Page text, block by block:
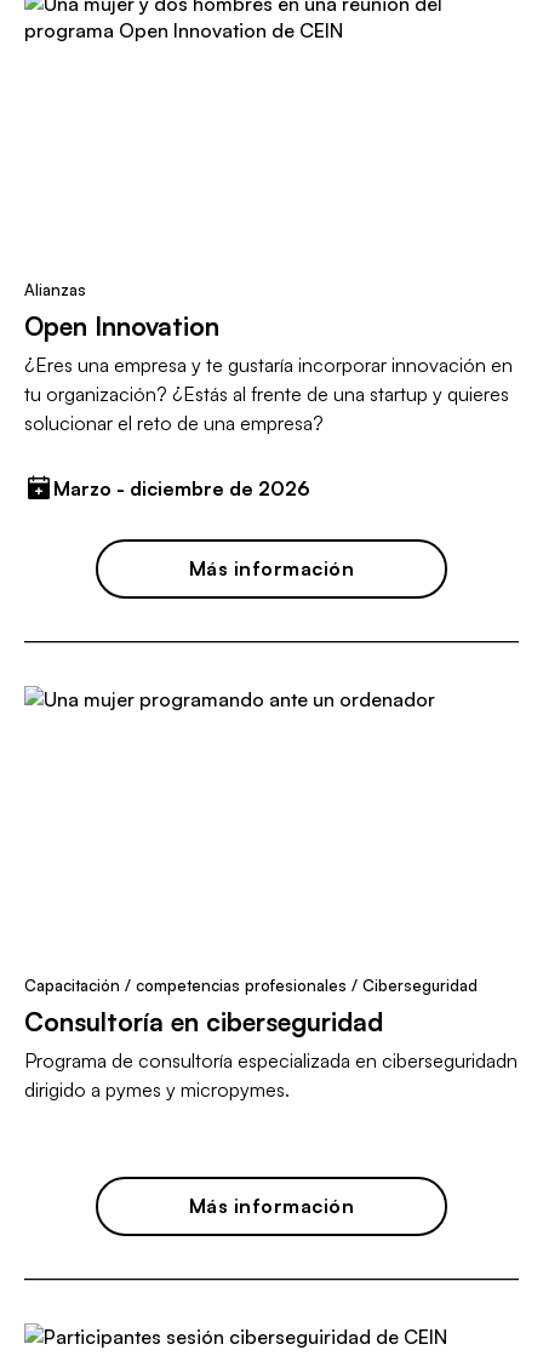
Alianzas
Open Innovation
¿Eres una empresa y te gustaría incorporar innovación en
tu organización? ¿Estás al frente de una startup y quieres
solucionar el reto de una empresa?
Marzo - diciembre de 2026
Más información
Capacitación / competencias profesionales / Ciberseguridad
Consultoría en ciberseguridad
Programa de consultoría especializada en ciberseguridadn
dirigido a pymes y micropymes.
Más información